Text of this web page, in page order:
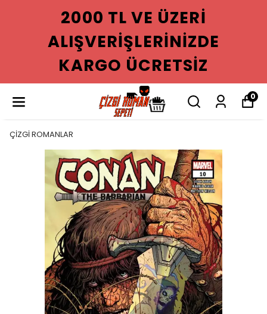
2000 TL VE ÜZERI
ALIŞVERIŞLERINIZDE
KARGO ÜCRETSIZ
0
ÇİZGİ ROMANLAR